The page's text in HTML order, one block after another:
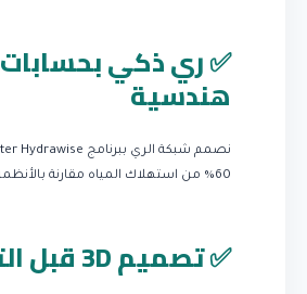
✅ ري ذكي بحسابات
هندسية
60% من استهلاك المياه مقارنة بالأنظمة التقليدية.
✅ تصميم 3D قبل التنفيذ